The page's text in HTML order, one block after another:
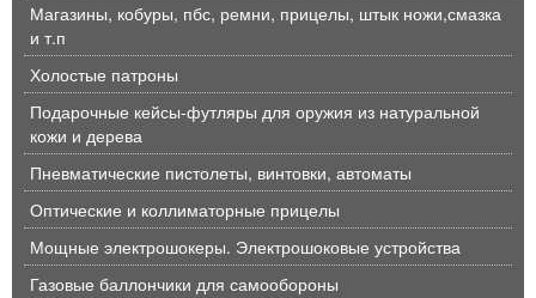
Магазины, кобуры, пбс, ремни, прицелы, штык ножи,смазка
и т.п
Холостые патроны
Подарочные кейсы-футляры для оружия из натуральной
кожи и дерева
Пневматические пистолеты, винтовки, автоматы
Оптические и коллиматорные прицелы
Мощные электрошокеры. Электрошоковые устройства
Газовые баллончики для самообороны